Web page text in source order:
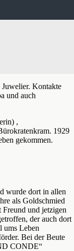
Kontakte
und auch
,
1929
gekommen.
wurde dort in allen
als Goldschmied
und jetzigen
der auch dort
ums Leben
Bei der Beute
CONDE“